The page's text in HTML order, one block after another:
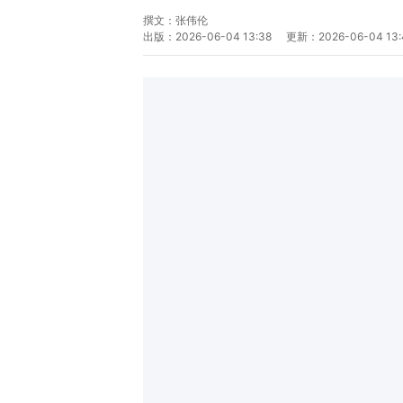
撰文： 张伟伦
出版： 2026-06-04 13:38 更新： 2026-06-04